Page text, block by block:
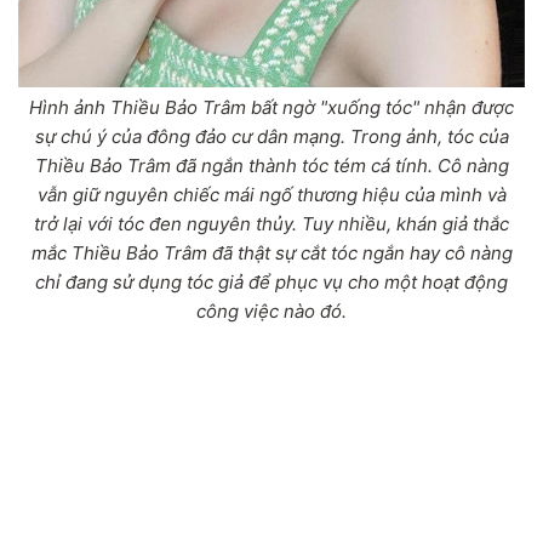
Hình ảnh Thiều Bảo Trâm bất ngờ "xuống tóc" nhận được
sự chú ý của đông đảo cư dân mạng. Trong ảnh, tóc của
Thiều Bảo Trâm đã ngắn thành tóc tém cá tính. Cô nàng
vẫn giữ nguyên chiếc mái ngố thương hiệu của mình và
trở lại với tóc đen nguyên thủy. Tuy nhiều, khán giả thắc
mắc Thiều Bảo Trâm đã thật sự cắt tóc ngắn hay cô nàng
chỉ đang sử dụng tóc giả để phục vụ cho một hoạt động
công việc nào đó.